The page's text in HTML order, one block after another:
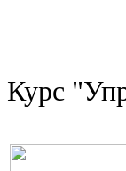
Курс